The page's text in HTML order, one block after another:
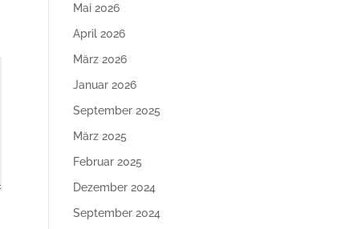
Mai 2026
April 2026
März 2026
Januar 2026
September 2025
März 2025
Februar 2025
Dezember 2024
September 2024